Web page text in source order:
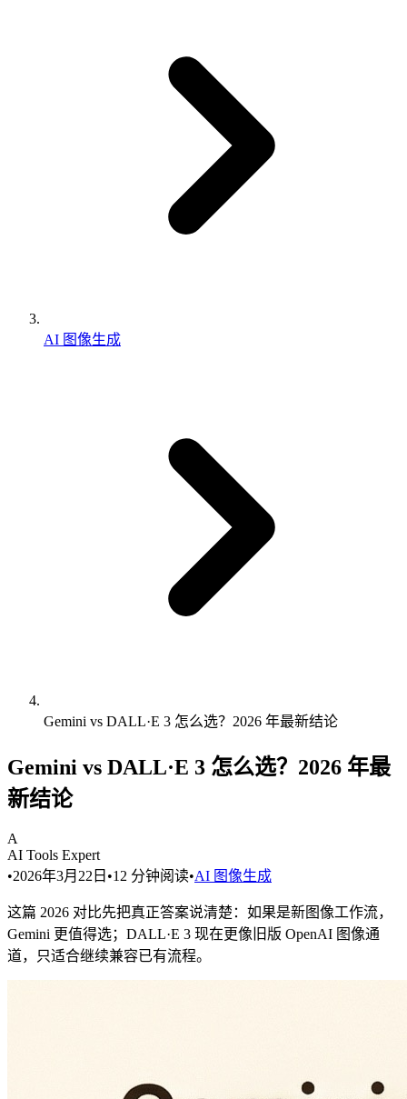
AI 图像生成
Gemini vs DALL·E 3 怎么选？2026 年最新结论
Gemini vs DALL·E 3 怎么选？2026 年最
新结论
A
AI Tools Expert
•2026年3月22日 •12 分钟阅读•AI 图像生成
这篇 2026 对比先把真正答案说清楚：如果是新图像工作流，
Gemini 更值得选；DALL·E 3 现在更像旧版 OpenAI 图像通
道，只适合继续兼容已有流程。